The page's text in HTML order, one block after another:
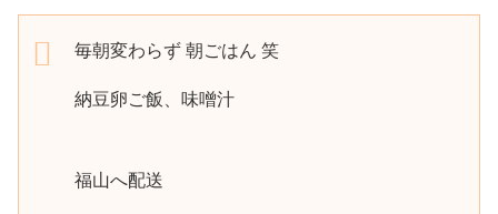
毎朝変わらず 朝ごはん 笑
納豆卵ご飯、味噌汁
福山へ配送